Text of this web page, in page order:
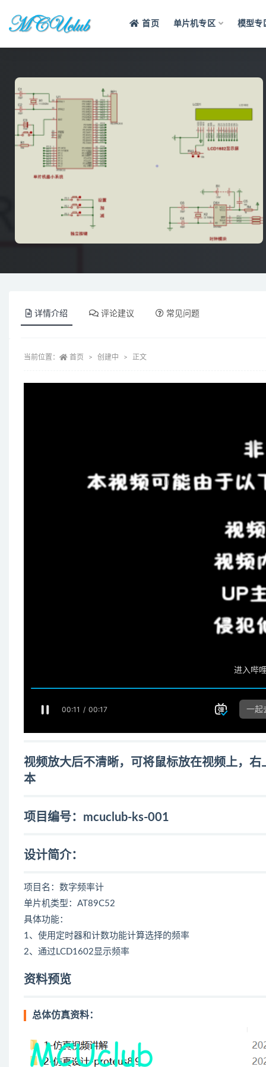
首页 单片机专区 模型专
详情介绍 评论建议 常见问题
当前位置： 首页 创建中 正文
视频放大后不清晰，可将鼠标放在视频上，
本
项目编号：mcuclub-ks-001
设计简介：
项目名：数字频率计
单片机类型：AT89C52
具体功能：
1、使用定时器和计数功能计算选择的频率
2、通过LCD1602显示频率
资料预览
总体仿真资料：